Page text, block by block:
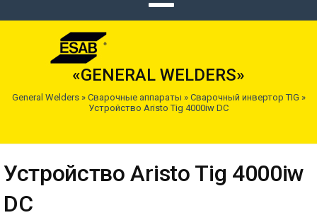
«GENERAL WELDERS»
General Welders » Сварочные аппараты » Сварочный инвертор TIG »
Устройство Aristo Tig 4000iw DC
Устройство Aristo Tig 4000iw
DC